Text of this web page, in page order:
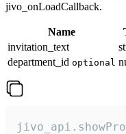
jivo_onLoadCallback.
Name
invitation_text
department_id optional